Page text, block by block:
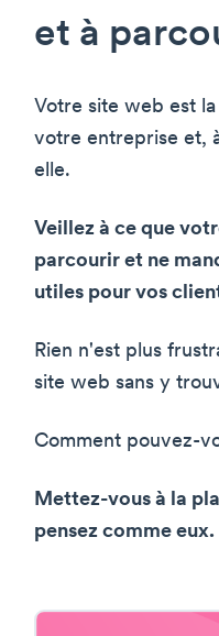
et à
Votre site web est
votre entreprise et,
elle.
Veillez à ce que
parcourir et ne
utiles pour vos
Rien n'est plus
site web sans y
Comment pouvez-
Mettez-vous à la
pensez comme eux.